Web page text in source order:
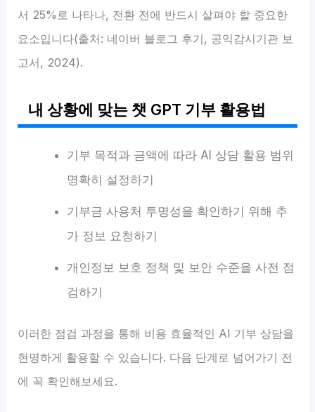
서 25%로 나타나, 전환 전에 반드시 살펴야 할 중요한
요소입니다(출처: 네이버 블로그 후기, 공익감시기관 보
고서, 2024).
내 상황에 맞는 챗 GPT 기부 활용법
기부 목적과 금액에 따라 AI 상담 활용 범위
명확히 설정하기
기부금 사용처 투명성을 확인하기 위해 추
가 정보 요청하기
개인정보 보호 정책 및 보안 수준을 사전 점
검하기
이러한 점검 과정을 통해 비용 효율적인 AI 기부 상담을
현명하게 활용할 수 있습니다. 다음 단계로 넘어가기 전
에 꼭 확인해보세요.